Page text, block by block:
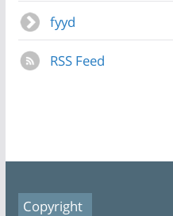
fyyd
RSS Feed
Copyright